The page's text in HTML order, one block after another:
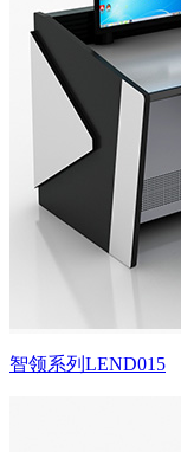
智领系列LEND015